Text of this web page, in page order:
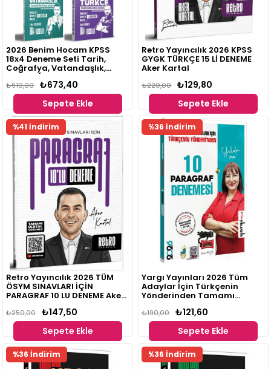
2026 Benim Hocam KPSS
18x4 Deneme Seti Tarih,
Coğrafya, Vatandaşlık,
Türkçe (Ramazan Yetgin,
Bayram Meral, Erdal
Kesekler, Kadir Gümüş)
₺673,40
₺910,00
Sepete Ekle
Retro Yayıncılık 2026 KPSS
GYGK TÜRKÇE 15 Lİ DENEME
Aker Kartal
₺129,80
₺220,00
Sepete Ekle
Retro Yayıncılık 2026 TÜM
ÖSYM SINAVLARI İÇİN
PARAGRAF 10 LU DENEME Aker
₺147,50
₺250,00
Sepete Ekle
%41 İndirim
Yargı Yayınları 2026 Tüm
Adaylar İçin Türkçenin
Yönderinden Tamamı
Deneme Yelda Ünal
₺121,60
₺190,00
Sepete Ekle
%36 İndirim
%36 İndirim %36 İndirim